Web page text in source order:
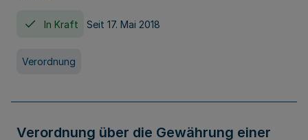
In Kraft Seit 17. Mai 2018
Verordnung
Verordnung über die Gewährung einer